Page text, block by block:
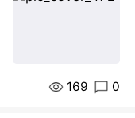
169 0